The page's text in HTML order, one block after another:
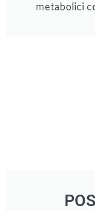
metabolici